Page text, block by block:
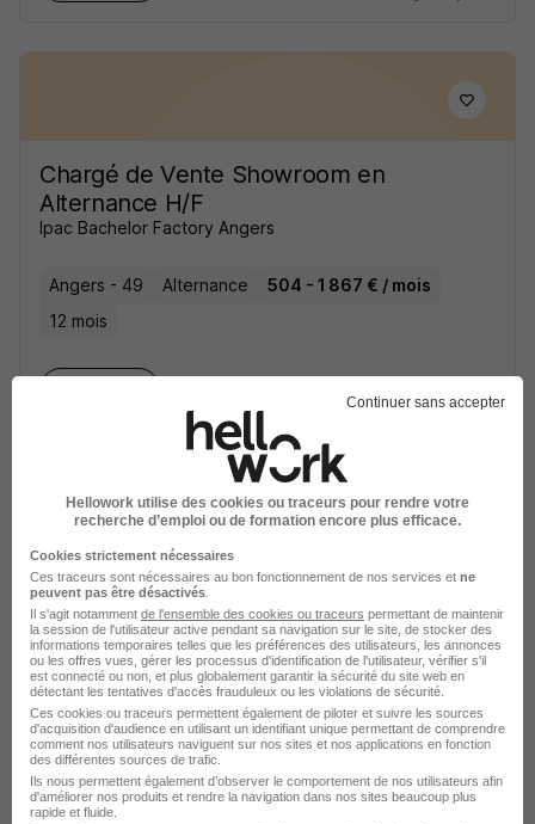
Chargé de Vente Showroom en
Alternance H/F
Ipac Bachelor Factory Angers
Angers - 49 Alternance
504 - 1 867 € / mois
12 mois
il y a 10 jours
Gestionnaire Contrats & Sinistres
Assurance en Alternance H/F
Ipac Bachelor Factory Angers
Angers - 49 Alternance
492 - 1 823 € / mois
12 mois
Voir l’offre
il y a 28 jours
Continuer sans accepter
Hellowork utilise des cookies ou traceurs pour rendre votre
recherche d’emploi ou de formation encore plus efficace.
Cookies strictement nécessaires
Ces traceurs sont nécessaires au bon fonctionnement de nos services et ne
peuvent pas être désactivés
Il s'agit notamment de l'ensemble des cookies ou traceurs permettant de maintenir
la session de l'utilisateur active pendant sa navigation sur le site, de stocker des
informations temporaires telles que les préférences des utilisateurs, les annonces
ou les offres vues, gérer les processus d'identification de l'utilisateur, vérifier s'il
est connecté ou non, et plus globalement garantir la sécurité du site web en
détectant les tentatives d'accès frauduleux ou les violations de sécurité.
Ces cookies ou traceurs permettent également de piloter et suivre les sources
d'acquisition d'audience en utilisant un identifiant unique permettant de comprendre
comment nos utilisateurs naviguent sur nos sites et nos applications en fonction
des différentes sources de trafic.
Ils nous permettent également d’observer le comportement de nos utilisateurs afin
d'améliorer nos produits et rendre la navigation dans nos sites beaucoup plus
rapide et fluide.